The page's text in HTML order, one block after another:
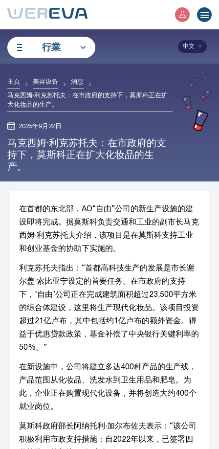
行業 中文
主頁 美容设备 消息
马克西姆·利克苏托夫：在市政府的支持下，莫斯科正在扩
大化妆品的生产。
2025年9月22日
马克西姆·利克苏托夫：在市政府的支
持下，莫斯科正在扩大化妆品的生
产。
在首都的东北部，AO“自由”公司的新生产设施的建
设即将完成。据莫斯科负责交通和工业的副市长马克
西姆·利克苏托夫介绍，该项目是在莫斯科支持工业
和创业基金的协助下实施的。
利克苏托夫指出：“首都高科技生产的发展是市长谢
尔盖·索比亚宁设定的首要任务。在市政府的支持
下，‘自由’公司正在完成建筑面积超过23,500平方米
的综合体建设，这里将生产现代化妆品。该项目投资
超过21亿卢布，其中包括约1亿卢布的额外资金。得
益于优惠贷款政策，基金补偿了中央银行关键利率的
50%。”
在新设施中，公司将建立多达400种产品的生产线，
产品范围从化妆品、洗发水到卫生用品和肥皂。为
此，企业正在购置现代化设备，并将创造大约400个
就业岗位。
莫斯科政府部长阿纳托利·加尔布佐夫表示：“该公司
积极利用市政支持措施：自2022年以来，已签署四